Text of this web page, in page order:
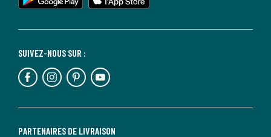
PARTENAIRES DE LIVRAISON
SUIVEZ-NOUS SUR :